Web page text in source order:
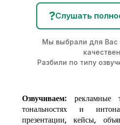
?Слушать
Мы выбрали для Вас
Разбили по типу
Озвучиваем:рекламные
тональностях и
презентации, кейсы,